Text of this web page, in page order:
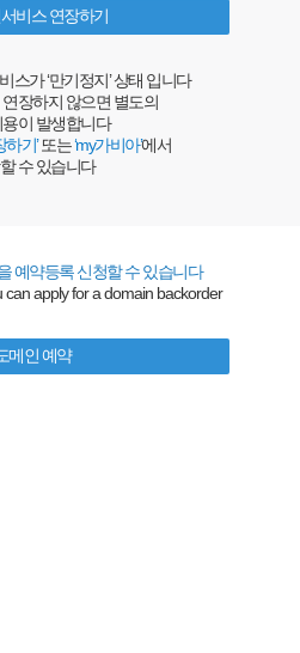
비스 연장하기
스가 ‘만기정지’ 상태 입니다
장하지 않으면 별도의
이 발생합니다
기’또는‘my가비아’에서
수 있습니다
예약등록 신청할 수 있습니다
can apply for a domain backorder
메인 예약